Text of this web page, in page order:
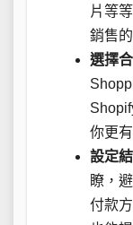
片等
銷售
選擇
你更
設定
瞭，
付款